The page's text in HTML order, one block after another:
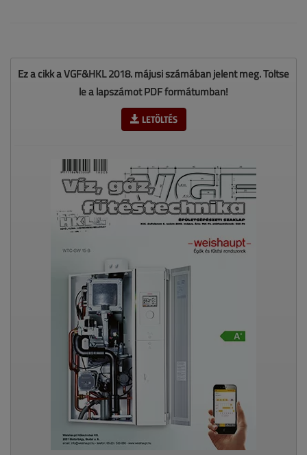
Ez a cikk a VGF&HKL 2018. májusi számában jelent meg. Töltse
le a lapszámot PDF formátumban!
LETÖLTÉS